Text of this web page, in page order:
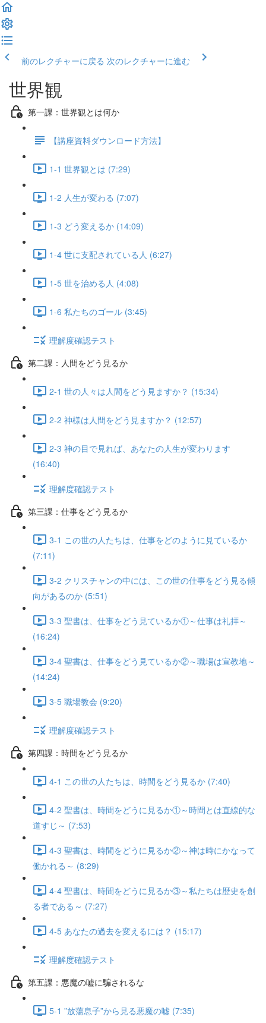
前のレクチャーに戻る 次のレクチャーに進む
世界観
第一課：世界観とは何か
【講座資料ダウンロード方法】
1-1 世界観とは (7:29)
1-2 人生が変わる (7:07)
1-3 どう変えるか (14:09)
1-4 世に支配されている人 (6:27)
1-5 世を治める人 (4:08)
1-6 私たちのゴール (3:45)
理解度確認テスト
第二課：人間をどう見るか
2-1 世の人々は人間をどう見ますか？ (15:34)
2-2 神様は人間をどう見ますか？ (12:57)
2-3 神の目で見れば、あなたの人生が変わります
(16:40)
理解度確認テスト
第三課：仕事をどう見るか
3-1 この世の人たちは、仕事をどのように見ているか
(7:11)
3-2 クリスチャンの中には、この世の仕事をどう見る傾
向があるのか (5:51)
3-3 聖書は、仕事をどう見ているか①～仕事は礼拝～
(16:24)
3-4 聖書は、仕事をどう見ているか②～職場は宣教地～
(14:24)
3-5 職場教会 (9:20)
理解度確認テスト
第四課：時間をどう見るか
4-1 この世の人たちは、時間をどう見るか (7:40)
4-2 聖書は、時間をどうに見るか①～時間とは直線的な
道すじ～ (7:53)
4-3 聖書は、時間をどうに見るか②～神は時にかなって
働かれる～ (8:29)
4-4 聖書は、時間をどうに見るか③～私たちは歴史を創
る者である～ (7:27)
4-5 あなたの過去を変えるには？ (15:17)
理解度確認テスト
第五課：悪魔の嘘に騙されるな
5-1 ”放蕩息子”から見る悪魔の嘘 (7:35)